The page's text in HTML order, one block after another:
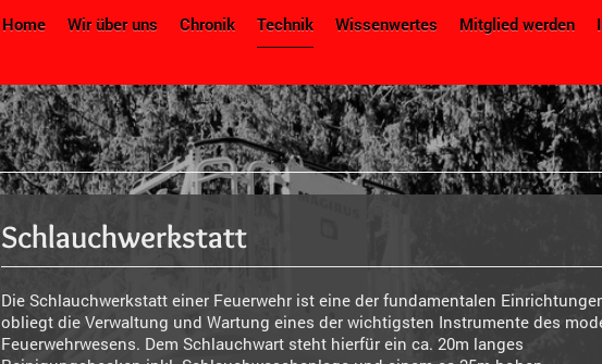
Home Wir über uns Chronik Technik Wissenwertes Mitglied werden
Schlauchwerkstatt
Die Schlauchwerkstatt einer Feuerwehr ist eine der fundamentalen
obliegt die Verwaltung und Wartung eines der wichtigsten Instrumente des
Feuerwehrwesens. Dem Schlauchwart steht hierfür ein ca. 20m langes